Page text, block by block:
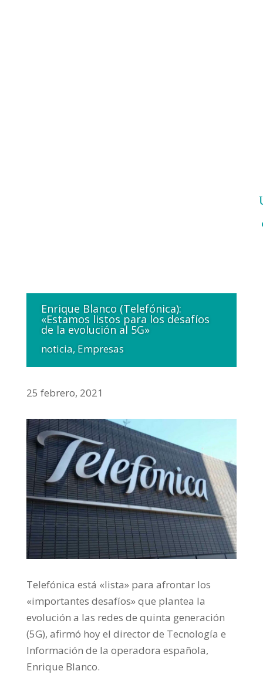
Enrique Blanco (Telefónica):
«Estamos listos para los desafíos
de la evolución al 5G»
noticia, Empresas
25 febrero, 2021
Telefónica está «lista» para afrontar los
«importantes desafíos» que plantea la
evolución a las redes de quinta generación
(5G), afirmó hoy el director de Tecnología e
Información de la operadora española,
Enrique Blanco.